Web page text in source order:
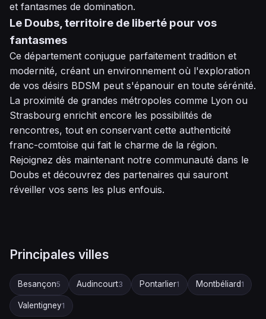
et fantasmes de domination.
Le Doubs, territoire de liberté pour vos
fantasmes
Ce département conjugue parfaitement tradition et
modernité, créant un environnement où l'exploration
de vos désirs BDSM peut s'épanouir en toute sérénité.
La proximité de grandes métropoles comme Lyon ou
Strasbourg enrichit encore les possibilités de
rencontres, tout en conservant cette authenticité
franc-comtoise qui fait le charme de la région.
Rejoignez dès maintenant notre communauté dans le
Doubs et découvrez des partenaires qui sauront
réveiller vos sens les plus enfouis.
Principales villes
Besançon5 Audincourt3 Pontarlier1 Montbéliard 1
Valentigney1